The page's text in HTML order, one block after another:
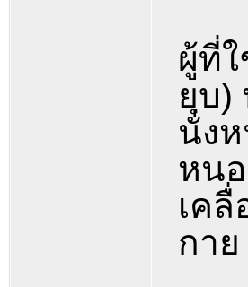
ผู้ที่
ยุบ)
นั่ง
หน
เค
กา